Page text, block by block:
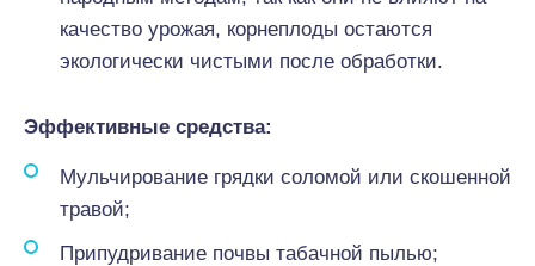
качество урожая, корнеплоды остаются
экологически чистыми после обработки.
Эффективные средства:
Мульчирование грядки соломой или скошенной
травой;
Припудривание почвы табачной пылью;